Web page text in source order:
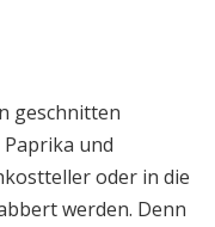
geschnitten
und
oder in die
werden. Denn